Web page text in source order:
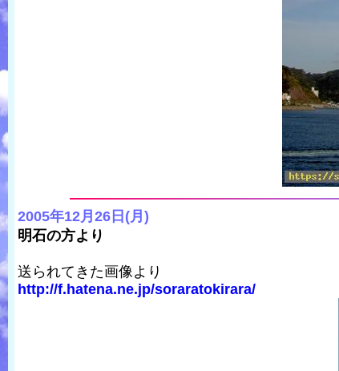
2005年12月26日(月)
明石の方より
送られてきた画像より
http://f.hatena.ne.jp/soraratokirara/